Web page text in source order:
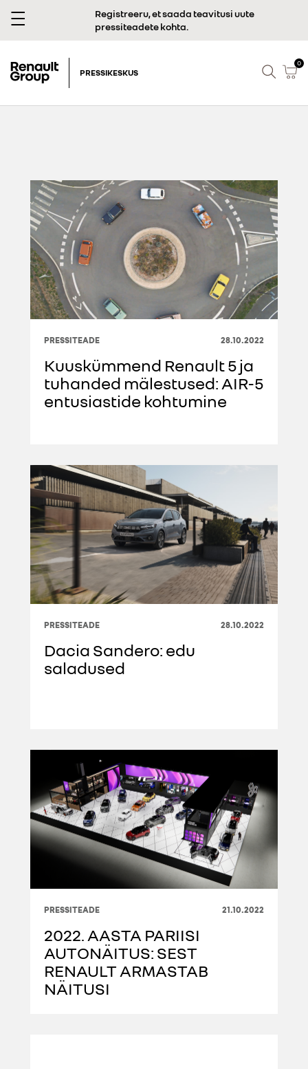
Registreeru, et saada teavitusi uute
pressiteadete kohta.
PRESSIKESKUS
0
PRESSITEADE 28.10.2022
Kuuskümmend Renault 5 ja
tuhanded mälestused: AIR-5
entusiastide kohtumine
PRESSITEADE 28.10.2022
Dacia Sandero: edu
saladused
PRESSITEADE 21.10.2022
2022. AASTA PARIISI
AUTONÄITUS: SEST
RENAULT ARMASTAB
NÄITUSI